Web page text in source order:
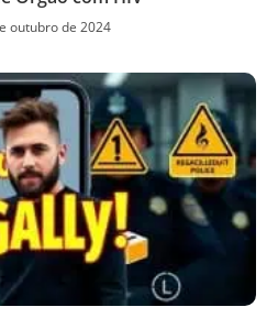
outubro de 2024